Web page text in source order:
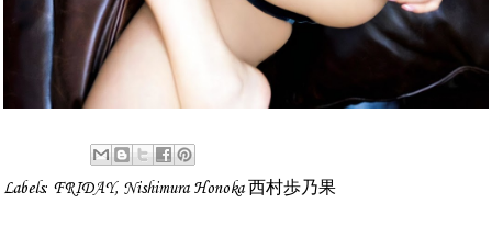
Labels: FRIDAY, Nishimura Honoka 西村歩乃果